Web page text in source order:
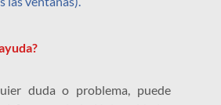
duda o problema, puede